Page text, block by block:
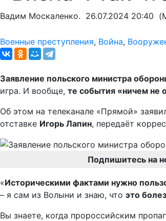
Вадим Москаленко. 26.07.2024 20:40
Военные преступления, Война,
Заявление польского министра
игра. И вообще, те события «ничем не
Об этом на телеканале «Прямой»
отставке Игорь Лапин, передаёт
Подпишитесь на
«Историческими фактами нужно
– я сам из Волыни и знаю, что это
Вы знаете, когда пророссийским